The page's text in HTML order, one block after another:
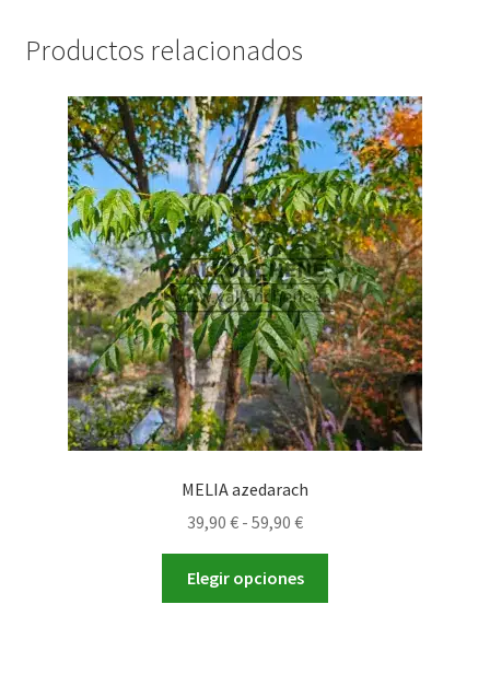
Productos relacionados
MELIA azedarach
39,90 € - 59,90 €Rango
de
precios:
desde
Elegir opciones